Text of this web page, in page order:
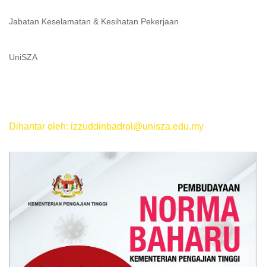
Jabatan Keselamatan & Kesihatan Pekerjaan
UniSZA
Dihantar oleh: izzuddinbadrol@unisza.edu.my